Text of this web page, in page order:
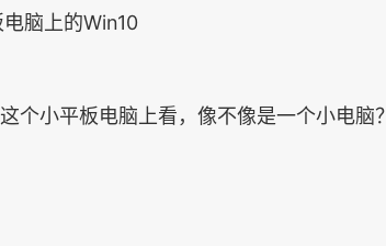
脑上的Win10
小平板电脑上看，像不像是一个小电脑？